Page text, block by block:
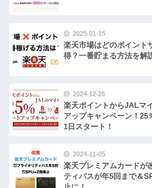
2025-01-15
楽天市場はどのポイント
得？一番貯まる方法を解
2024-12-26
楽天ポイントからJALマ
アップキャンペーン！25
1日スタート！
2024-11-05
楽天プレミアムカードが
ティパスが年5回まで＆